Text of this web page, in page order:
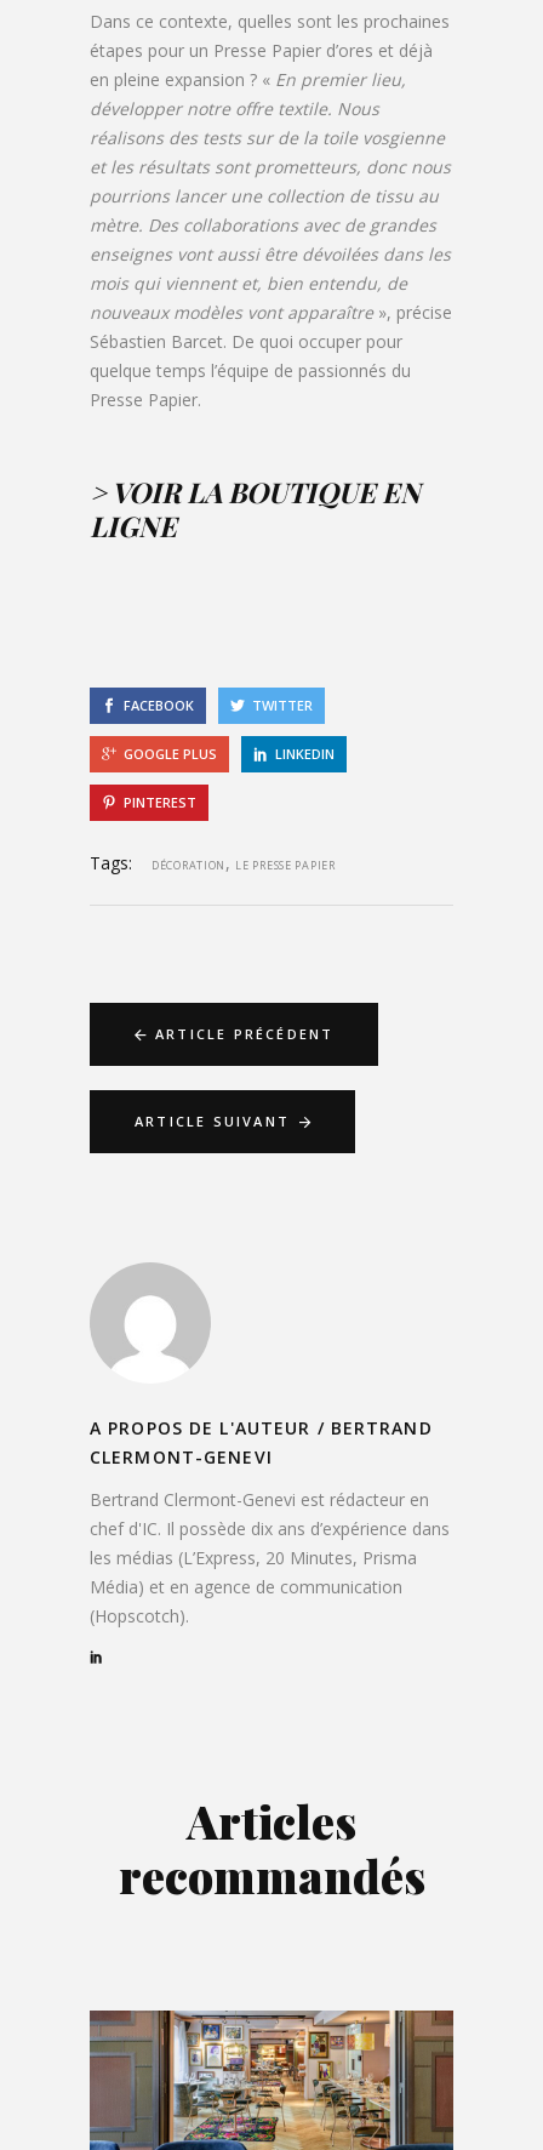
Dans ce contexte, quelles sont les prochaines
étapes pour un Presse Papier d’ores et déjà
en pleine expansion ? « En premier lieu,
développer notre offre textile. Nous
réalisons des tests sur de la toile vosgienne
et les résultats sont prometteurs, donc nous
pourrions lancer une collection de tissu au
mètre. Des collaborations avec de grandes
enseignes vont aussi être dévoilées dans les
mois qui viennent et, bien entendu, de
nouveaux modèles vont apparaître », précise
Sébastien Barcet. De quoi occuper pour
quelque temps l’équipe de passionnés du
Presse Papier.
> VOIR LA BOUTIQUE EN
LIGNE
FACEBOOK TWITTER
GOOGLE PLUS LINKEDIN
PINTEREST
Tags: DÉCORATION , LE PRESSE PAPIER
ARTICLE PRÉCÉDENT
ARTICLE SUIVANT
A PROPOS DE L'AUTEUR / BERTRAND
CLERMONT-GENEVI
Bertrand Clermont-Genevi est rédacteur en
chef d'IC. Il possède dix ans d’expérience dans
les médias (L’Express, 20 Minutes, Prisma
Média) et en agence de communication
(Hopscotch).
Articles
recommandés